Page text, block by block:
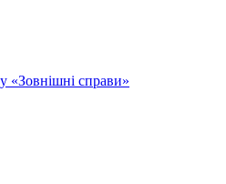
«Зовнішні справи»